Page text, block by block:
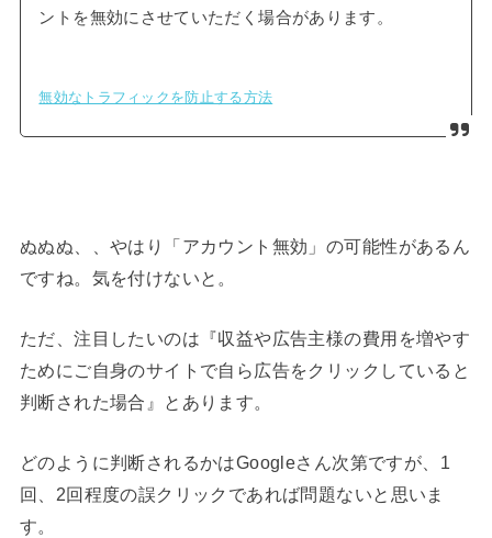
ントを無効にさせていただく場合があります。
無効なトラフィックを防止する方法
ぬぬぬ、、やはり「アカウント無効」の可能性があるん
ですね。気を付けないと。
ただ、注目したいのは『収益や広告主様の費用を増やす
ためにご自身のサイトで自ら広告をクリックしていると
判断された場合』とあります。
どのように判断されるかはGoogleさん次第ですが、1
回、2回程度の誤クリックであれば問題ないと思いま
す。